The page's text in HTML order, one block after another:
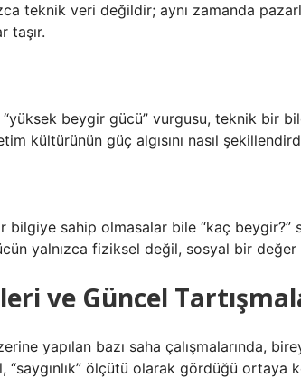
teknik veri değildir; aynı zamanda
taşır.
“yüksek beygir gücü” vurgusu, teknik bir
kültürünün güç algısını nasıl
bilgiye sahip olmasalar bile “kaç
yalnızca fiziksel değil, sosyal bir değer
ve Güncel
yapılan bazı saha çalışmalarında,
ölçütü olarak gördüğü ortaya